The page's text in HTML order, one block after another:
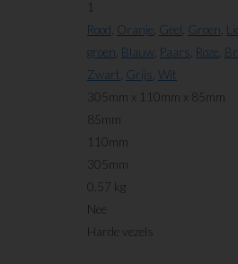
1
Rood Oranje Geel Groen
groen Blauw Paars Roze
Zwart
Grijs Wit
305mm x 110mm x 85mm
85mm
110mm
305mm
0.57 kg
Nee
Harde vezels